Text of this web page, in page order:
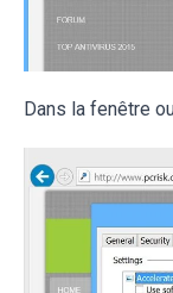
Dans la fenêtre